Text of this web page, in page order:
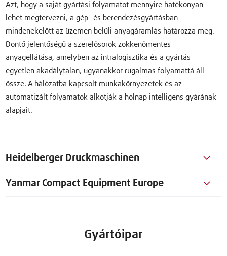
Azt, hogy a saját gyártási folyamatot mennyire hatékonyan
lehet megtervezni, a gép- és berendezésgyártásban
mindenekelőtt az üzemen belüli anyagáramlás határozza meg.
Döntő jelentőségű a szerelősorok zökkenőmentes
anyagellátása, amelyben az intralogisztika és a gyártás
egyetlen akadálytalan, ugyanakkor rugalmas folyamattá áll
össze. A hálózatba kapcsolt munkakörnyezetek és az
automatizált folyamatok alkotják a holnap intelligens gyárának
alapjait.
Heidelberger Druckmaschinen
Yanmar Compact Equipment Europe
Gyártóipar